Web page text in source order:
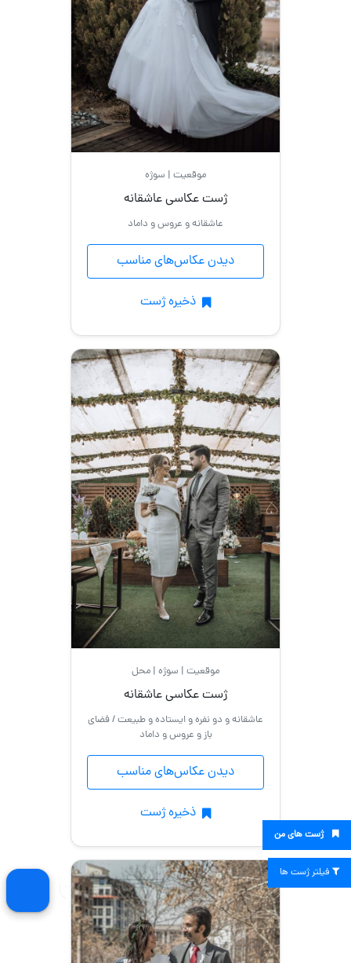
ژست های من
موقعیت | سوژه
ژست عکاسی عاشقانه
عاشقانه و عروس و داماد
دیدن عکاس‌های مناسب
ذخیره ژست
موقعیت | سوژه | محل
ژست عکاسی عاشقانه
عاشقانه و دو نفره و ایستاده و طبیعت / فضای
باز و عروس و داماد
دیدن عکاس‌های مناسب
ذخیره ژست